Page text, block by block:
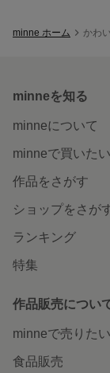
minne ホーム かわ
minneを知る
minneについて
minneで買いたい
作品をさがす
ショップをさが
ランキング
特集
作品販売につい
minneで売りたい
食品販売